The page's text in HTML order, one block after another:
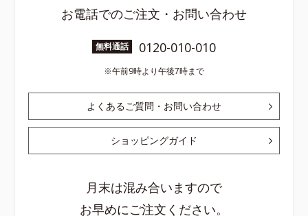
お電話でのご注文・お問い合わせ
無料通話 0120-010-010
午前9時より午後7時まで
よくあるご質問・お問い合わせ
ショッピングガイド
月末は混み合いますので
お早めにご注文ください。